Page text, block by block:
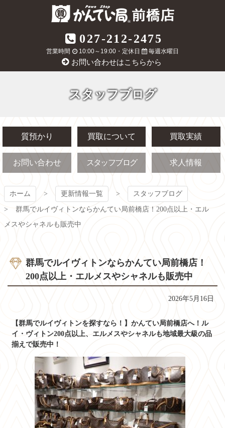
質屋かんてい局
前橋店
027-212-2475
営業時間 10:00～19:00・定休日 毎週水曜日
お問い合わせはこちらから
スタッフブログ
質預かり 買取について 買取実績
お問い合わせ スタッフブログ 求人情報
ホーム 更新情報一覧 スタッフブログ
群馬でルイヴィトンならかんてい局前橋店！200点以上・エル
メスやシャネルも販売中
群馬でルイヴィトンならかんてい局前橋店！
200点以上・エルメスやシャネルも販売中
2026年5月16日
【群馬でルイヴィトンを探すなら！】かんてい局前橋店へ！ル
イ・ヴィトン200点以上、エルメスやシャネルも地域最大級の品
揃えで販売中！